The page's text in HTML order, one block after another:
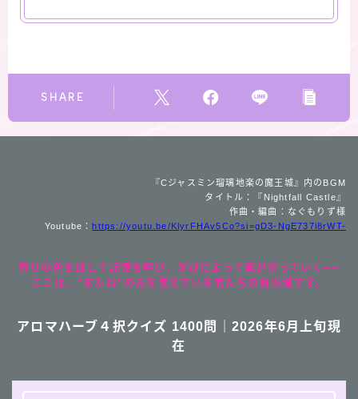
SHARE
『Cジャスミン瑠璃地楽の魔王城』内のBGM
タイトル：『Nightfall Castle』
作曲・編曲：なぐもりず様
Youtube：https://youtu.be/KlyrFHAv5Co?si=gD3-NgE737i8rWT-
香りの色を通して記憶を呼び、学びによって魂が整っていく──
ここは、“またね”の光を覚えている者たちの魔導城です。
アロマハーブ４択クイズ 1400問｜2026年6月上旬現
在